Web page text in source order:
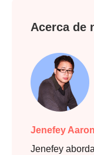
Acerca de
Jenefey Aaron
Jenefey